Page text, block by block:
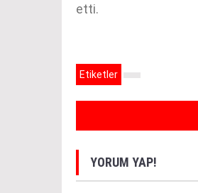
etti.
Etiketler
YORUM YAP!